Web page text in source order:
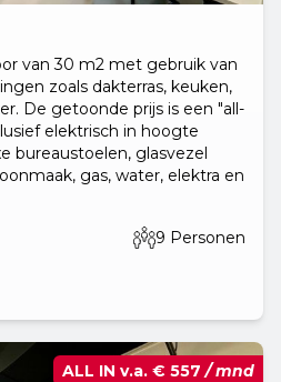
van 30 m2 met gebruik van
zoals dakterras, keuken,
De getoonde prijs is een "all-
elektrisch in hoogte
bureaustoelen, glasvezel
gas, water, elektra en
9 Personen
ALL IN v.a. € 557/ mnd